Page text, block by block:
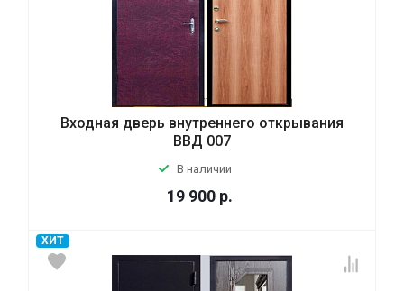
Входная дверь внутреннего открывания
ВВД 007
В наличии
19 900 р.
ХИТ